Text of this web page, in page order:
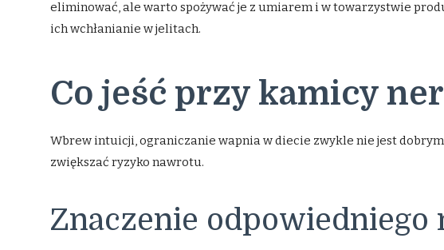
eliminować, ale warto spożywać je z umiarem i w towarzystwie
ich wchłanianie w jelitach.
Co jeść przy kamicy
Wbrew intuicji, ograniczanie wapnia w diecie zwykle nie jest
zwiększać ryzyko nawrotu.
Znaczenie odpowiedniego